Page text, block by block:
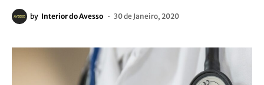
by Interior do Avesso 30 de Janeiro, 2020